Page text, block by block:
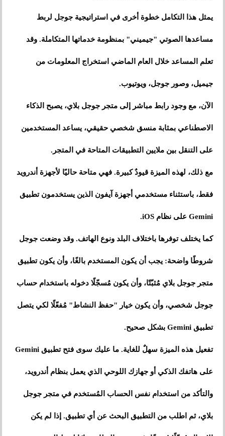
يمثل هذا التكامل خطوة أخرى في استراتيجية جوجل لربط
مساعدها الصوتي "جيميني" بمنظومة خدماتها المتكاملة. وقد
تعلم المساعد خلال العام الماضي استخراج المعلومات من
جيميل، وصور جوجل، ويوتيوب.
الآن، مع وجود رابط مباشر إلى متجر جوجل بلاي، يصبح الذكاء
الاصطناعي بمثابة منسق شخصي حقيقي، يساعد المستخدمين
على التنقل بين ملايين التطبيقات المتاحة في المتجر.
مع ذلك، لهذه الميزة قيودٌ كبيرة. فهي متاحة حاليًا لأجهزة أندرويد
فقط، باستثناء مستخدمي أجهزة آيفون الذين يستخدمون تطبيق
Gemini على نظام iOS.
كما يختلف توفرها باختلاف البلد ونوع الهاتف. وقد وضعت جوجل
شروطًا واضحة: يجب أن يكون المستخدم بالغًا، وأن يكون تطبيق
متجر جوجل بلاي مُثبّتًا، وأن يكون مُسجّلًا دخوله باستخدام حساب
جوجل شخصي، وأن يكون خيار "حفظ النشاط" مُفعّلًا لكي يتصل
تطبيق Gemini بشكل صحيح.
تفعيل هذه الميزة سهلٌ للغاية. ما عليك سوى فتح تطبيق Gemini
على هاتفك الذكي أو جهازك اللوحي الذي يعمل بنظام أندرويد،
والتأكد من استخدام نفس الحساب المُستخدم في متجر جوجل
بلاي، ثم اطلب من التطبيق البحث عن أي تطبيق. إذا لم يكن